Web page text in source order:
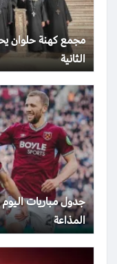
مجمع كهنة حلوان
الثانية
المذاعة